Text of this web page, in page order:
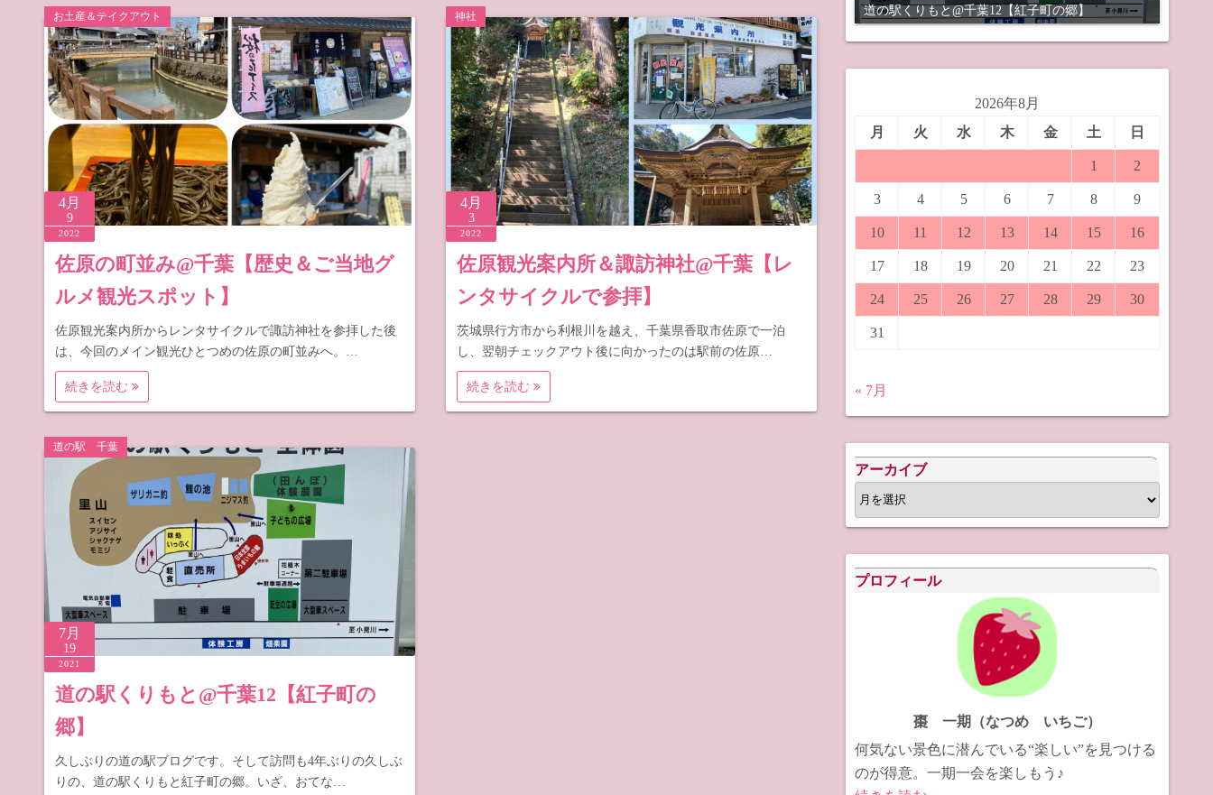
お土産＆テイクアウト
4月
9
2022
佐原の町並み@千葉【歴史＆ご当地グ
ルメ観光スポット】
佐原観光案内所からレンタサイクルで諏訪神社を参拝した後
は、今回のメイン観光ひとつめの佐原の町並みへ。…
続きを読む
神社
4月
3
2022
佐原観光案内所＆諏訪神社@千葉【レ
ンタサイクルで参拝】
茨城県行方市から利根川を越え、千葉県香取市佐原で一泊
し、翌朝チェックアウト後に向かったのは駅前の佐原…
続きを読む
道の駅 千葉
7月
19
2021
道の駅くりもと@千葉12【紅子町の
郷】
久しぶりの道の駅ブログです。そして訪問も4年ぶりの久しぶ
りの、道の駅くりもと紅子町の郷。いざ、おてな…
道の駅くりもと@千葉12【紅子町の郷】
2026年8月
月
火 水 木 金 土 日
1 2
3 4 5 6 7 8 9
10 11 12 13 14 15 16
17 18 19 20 21 22 23
24 25 26 27 28 29 30
31
« 7月
アーカイブ
ア
ー
ブ
プロフィール
棗 一期（なつめ いちご）
何気ない景色に潜んでいる“楽しい”を見つける
のが得意。一期一会を楽しもう♪